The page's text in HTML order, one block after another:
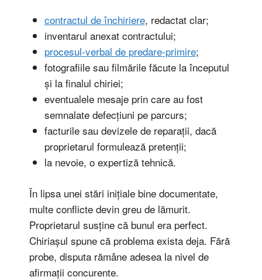
contractul de închiriere, redactat clar;
inventarul anexat contractului;
procesul-verbal de predare-primire;
fotografiile sau filmările făcute la începutul
și la finalul chiriei;
eventualele mesaje prin care au fost
semnalate defecțiuni pe parcurs;
facturile sau devizele de reparații, dacă
proprietarul formulează pretenții;
la nevoie, o expertiză tehnică.
În lipsa unei stări inițiale bine documentate,
multe conflicte devin greu de lămurit.
Proprietarul susține că bunul era perfect.
Chiriașul spune că problema exista deja. Fără
probe, disputa rămâne adesea la nivel de
afirmații concurente.